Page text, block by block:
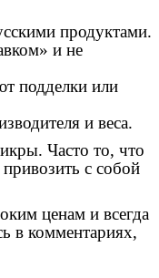
продуктами.
и не
подделки или
и веса.
Часто то, что
с собой
ценам и всегда
в комментариях,